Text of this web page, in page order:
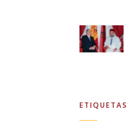
ETIQUETAS